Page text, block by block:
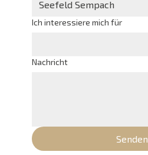
Ich interessiere mich für
Nachricht
Senden